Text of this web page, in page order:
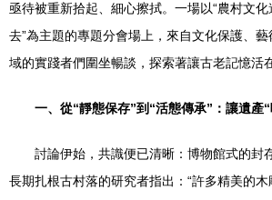
亟待被重新拾起、細心擦拭。一場以“農村文
去”為主題的專題分會場上，來自文化保護、
域的實踐者們圍坐暢談，探索著讓古老記憶活
一、從“靜態保存”到“活態傳承”：讓遺產
討論伊始，共識便已清晰：博物館式的封
長期扎根古村落的研究者指出：“許多精美的